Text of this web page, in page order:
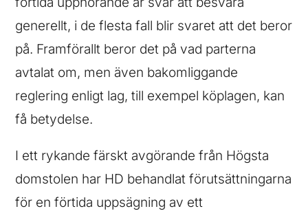
generellt, i de flesta fall blir svaret att det beror
på. Framförallt beror det på vad parterna
avtalat om, men även bakomliggande
reglering enligt lag, till exempel köplagen, kan
få betydelse.
I ett rykande färskt avgörande från Högsta
domstolen har HD behandlat förutsättningarna
för en förtida uppsägning av ett